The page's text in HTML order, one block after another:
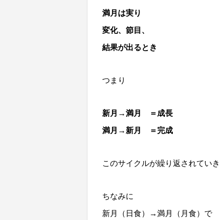
満月は実り
変化、節目、
結果が出るとき
つまり
新月→満月 ＝成長
満月→新月 ＝完成
このサイクルが繰り返されてい
ちなみに
新月（日食）→満月（月食）で